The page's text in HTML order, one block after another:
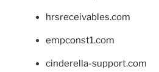
hrsreceivables.com
empconst1.com
cinderella-support.com